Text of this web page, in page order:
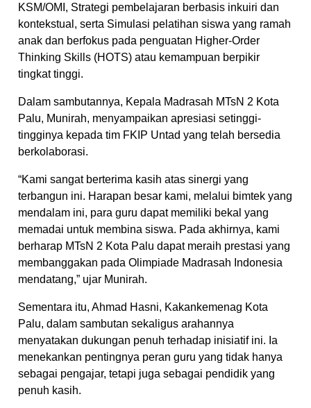
KSM/OMI, Strategi pembelajaran berbasis inkuiri dan
kontekstual, serta Simulasi pelatihan siswa yang ramah
anak dan berfokus pada penguatan Higher-Order
Thinking Skills (HOTS) atau kemampuan berpikir
tingkat tinggi.
Dalam sambutannya, Kepala Madrasah MTsN 2 Kota
Palu, Munirah, menyampaikan apresiasi setinggi-
tingginya kepada tim FKIP Untad yang telah bersedia
berkolaborasi.
“Kami sangat berterima kasih atas sinergi yang
terbangun ini. Harapan besar kami, melalui bimtek yang
mendalam ini, para guru dapat memiliki bekal yang
memadai untuk membina siswa. Pada akhirnya, kami
berharap MTsN 2 Kota Palu dapat meraih prestasi yang
membanggakan pada Olimpiade Madrasah Indonesia
mendatang,” ujar Munirah.
Sementara itu, Ahmad Hasni, Kakankemenag Kota
Palu, dalam sambutan sekaligus arahannya
menyatakan dukungan penuh terhadap inisiatif ini. Ia
menekankan pentingnya peran guru yang tidak hanya
sebagai pengajar, tetapi juga sebagai pendidik yang
penuh kasih.